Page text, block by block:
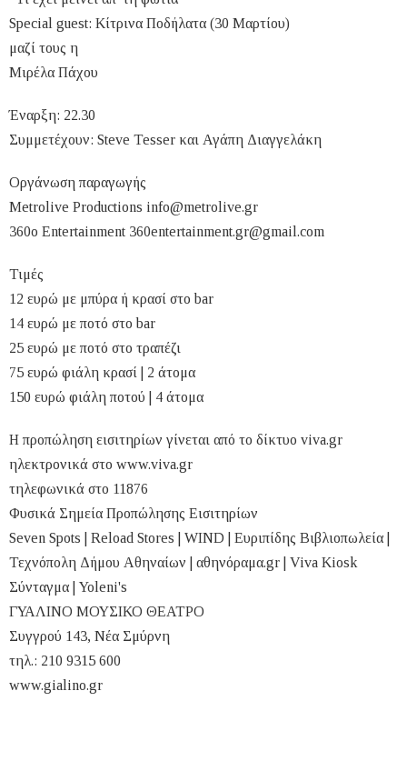
Special guest: Κίτρινα Ποδήλατα (30 Μαρτίου)
μαζί τους η
Μιρέλα Πάχου
Έναρξη: 22.30
Συμμετέχουν: Steve Tesser και Αγάπη Διαγγελάκη
Οργάνωση παραγωγής
Metrolive Productions info@metrolive.gr
360ο Entertainment 360entertainment.gr@gmail.com
Τιμές
12 ευρώ με μπύρα ή κρασί στο bar
14 ευρώ με ποτό στο bar
25 ευρώ με ποτό στο τραπέζι
75 ευρώ φιάλη κρασί | 2 άτομα
150 ευρώ φιάλη ποτού | 4 άτομα
Η προπώληση εισιτηρίων γίνεται από το δίκτυο viva.gr
ηλεκτρονικά στο www.viva.gr
τηλεφωνικά στο 11876
Φυσικά Σημεία Προπώλησης Εισιτηρίων
Seven Spots | Reload Stores | WIND | Ευριπίδης Βιβλιοπωλεία |
Τεχνόπολη Δήμου Αθηναίων | αθηνόραμα.gr | Viva Kiosk
Σύνταγμα | Yoleni's
ΓΥΑΛΙΝΟ ΜΟΥΣΙΚΟ ΘΕΑΤΡΟ
Συγγρού 143, Νέα Σμύρνη
τηλ.: 210 9315 600
www.gialino.gr